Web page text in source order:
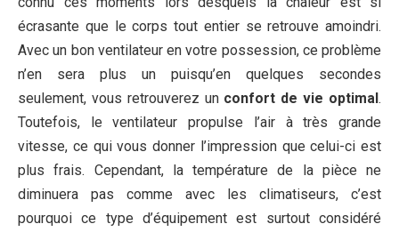
écrasante que le corps tout entier se retrouve amoindri.
Avec un bon ventilateur en votre possession, ce problème
n’en sera plus un puisqu’en quelques secondes
seulement, vous retrouverez un confort de vie optimal.
Toutefois, le ventilateur propulse l’air à très grande
vitesse, ce qui vous donner l’impression que celui-ci est
plus frais. Cependant, la température de la pièce ne
diminuera pas comme avec les climatiseurs, c’est
pourquoi ce type d’équipement est surtout considéré